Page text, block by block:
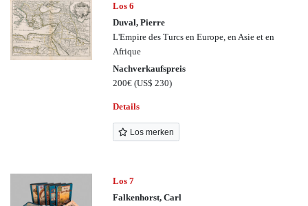
Los 6
Duval, Pierre
L'Empire des Turcs en Europe, en Asie et en
Afrique
Nachverkaufspreis
200€(US$ 230)
Details
Los merken
Los 7
Falkenhorst, Carl